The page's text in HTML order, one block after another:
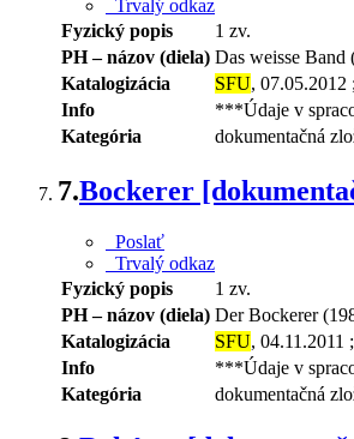
Trvalý odkaz
Fyzický popis
1 zv.
PH – názov (diela) Das weisse Band
Katalogizácia
SFU,
Info
***Údaje v
Kategória
dokumentačná
7.Bockerer
Poslať
Trvalý odkaz
Fyzický popis
1 zv.
PH – názov (diela) Der Bockerer
Katalogizácia
SFU, 04.11.2011
Info
***Údaje v
Kategória
dokumentačná